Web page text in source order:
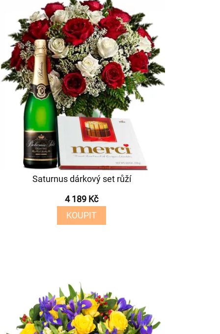
Saturnus dárkový set růží
4 189 Kč
KOUPIT